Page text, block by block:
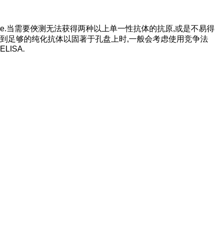
e.当需要俠测无法获得两种以上单一性抗体的抗原,或是不易得
到足够的纯化抗体以固著于孔盘上时,一般会考虑使用竞争法
ELISA.